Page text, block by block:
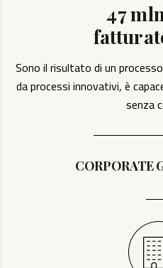
47
Sono il risultato di un
da processi innovativi, è
senza
CORPORATE